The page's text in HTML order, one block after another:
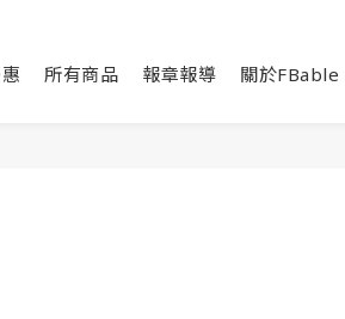
所有商品 報章報導 關於FBable